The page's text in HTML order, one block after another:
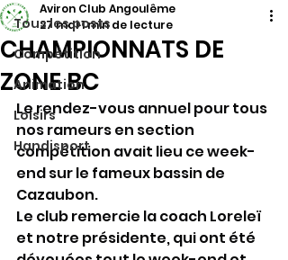
Tous les posts
Compétition
Animation
Loisirs
Handisport
CHAMPIONNATS DE
ZONE BC
Aviron Club Angoulême
27 mai1 min de lecture
Le rendez-vous annuel pour tous
nos rameurs en section
compétition avait lieu ce week-
end sur le fameux bassin de
Cazaubon.
Le club remercie la coach Loreleï
et notre présidente, qui ont été